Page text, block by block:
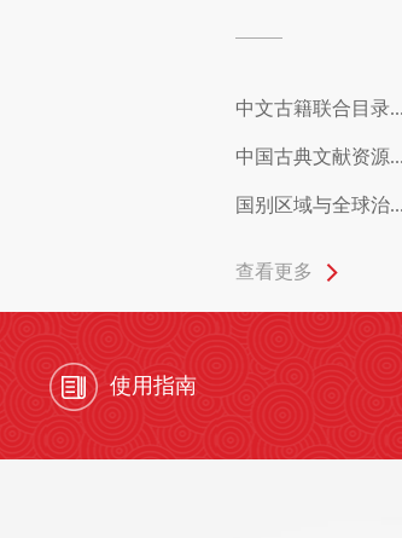
中文古籍联合目录...
中国古典文献资源...
国别区域与全球治...
查看更多
使用指南